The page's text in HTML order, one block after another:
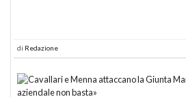
di Redazione